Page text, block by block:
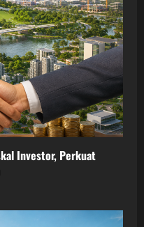
Investor, Perkuat